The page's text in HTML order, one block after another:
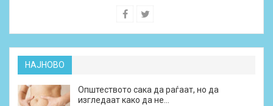
НАЈНОВО
Општеството сака да раѓаат, но да
изгледаат како да не…